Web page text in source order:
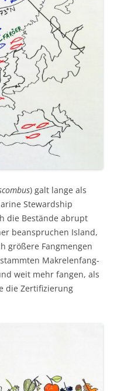
) galt lange als
Stewardship
die Bestände abrupt
beanspruchen Island,
größere Fangmengen
Makrelenfang-
weit mehr fangen, als
die Zertifizierung